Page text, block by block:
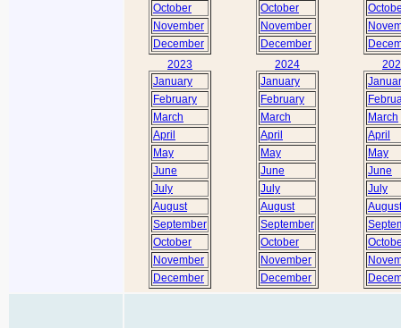
October
November
December
October
November
December
2023
January
February
March
April
May
June
July
August
September
October
November
December
2024
January
February
March
April
May
June
July
August
September
October
November
December
March
April
May
June
July
August